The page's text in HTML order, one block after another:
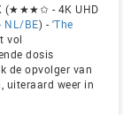
(★★★✩ - 4K UHD
NL/BE) - 'The
vol
dosis
de opvolger van
uiteraard weer in